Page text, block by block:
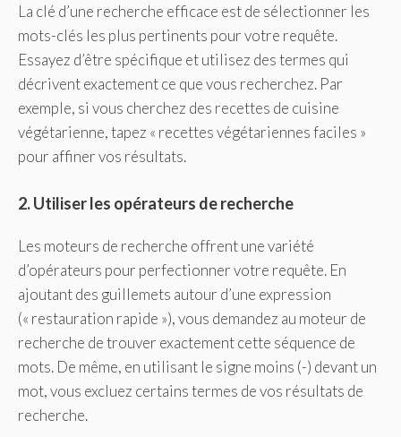
La clé d’une recherche efficace est de sélectionner les
mots-clés les plus pertinents pour votre requête.
Essayez d’être spécifique et utilisez des termes qui
décrivent exactement ce que vous recherchez. Par
exemple, si vous cherchez des recettes de cuisine
végétarienne, tapez « recettes végétariennes faciles »
pour affiner vos résultats.
2. Utiliser les opérateurs de recherche
Les moteurs de recherche offrent une variété
d’opérateurs pour perfectionner votre requête. En
ajoutant des guillemets autour d’une expression
(« restauration rapide »), vous demandez au moteur de
recherche de trouver exactement cette séquence de
mots. De même, en utilisant le signe moins (-) devant un
mot, vous excluez certains termes de vos résultats de
recherche.